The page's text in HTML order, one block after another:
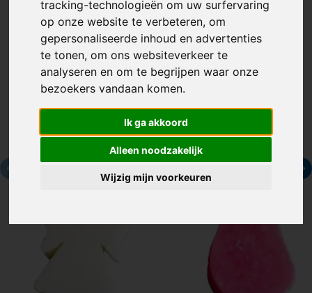
tracking-technologieën om uw surfervaring
op onze website te verbeteren, om
gepersonaliseerde inhoud en advertenties
te tonen, om ons websiteverkeer te
analyseren en om te begrijpen waar onze
bezoekers vandaan komen.
Ik ga akkoord
Alleen noodzakelijk
Wijzig mijn voorkeuren
Custom made